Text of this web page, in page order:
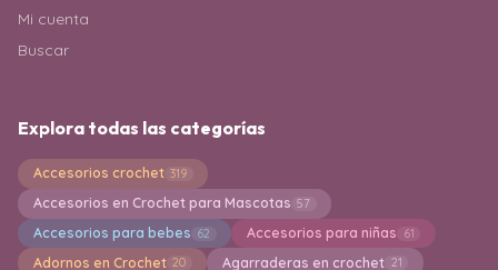
Mi cuenta
Buscar
Explora todas las categorías
Accesorios crochet 319
Accesorios en Crochet para Mascotas 57
Accesorios para bebes 62 Accesorios para niñas 61
Adornos en Crochet 20 Agarraderas en crochet 21